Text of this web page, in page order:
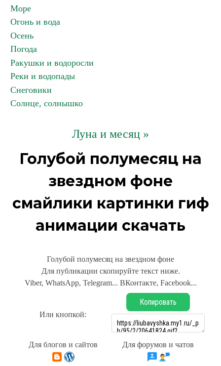
Море
Огонь и вода
Осень
Погода
Ракушки и водоросли
Реки и водопады
Снеговики
Солнце, солнышко
Луна и месяц »
Голубой полумесяц на
звездном фоне
смайлики картинки гиф
анимации скачать
Голубой полумесяц на звездном фоне
Для публикации скопируйте текст ниже.
Viber, WhatsApp, Telegram... ВКонтакте, Facebook...
Или кнопкой:
Копировать
Для блогов и сайтов Для форумов и чатов